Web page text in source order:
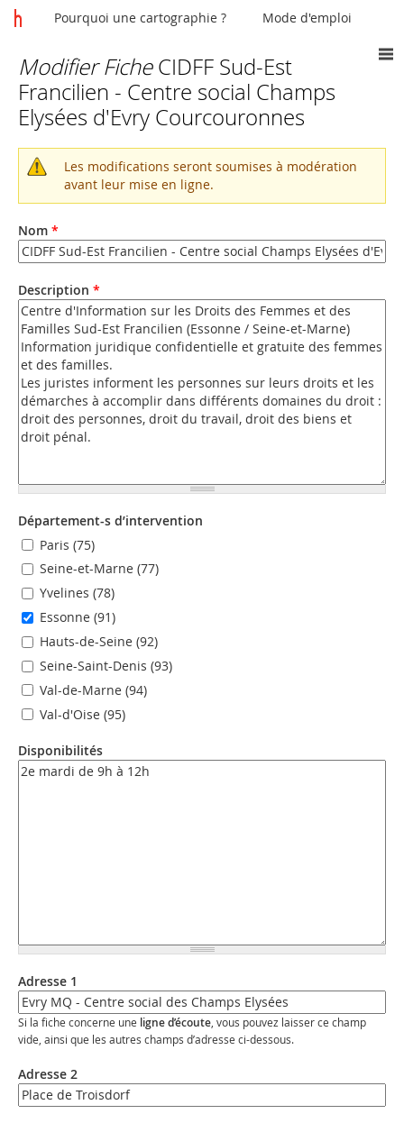
Vous
êtes
ici
Modifier FicheCIDFF Sud-Est
Francilien - Centre social Champs
Elysées d'Evry Courcouronnes
Message
d'avertissement
Les modifications seront soumises à modération
avant leur mise en ligne.
Nom *
Description *
Département-s d’intervention
Paris (75)
Seine-et-Marne (77)
Yvelines (78)
Essonne (91)
Hauts-de-Seine (92)
Seine-Saint-Denis (93)
Val-de-Marne (94)
Val-d'Oise (95)
Disponibilités
Adresse 1
Si la fiche concerne une ligne d’écoute , vous pouvez laisser ce champ
vide, ainsi que les autres champs d’adresse ci-dessous.
Adresse 2
Pourquoi une cartographie ? Mode d'emploi